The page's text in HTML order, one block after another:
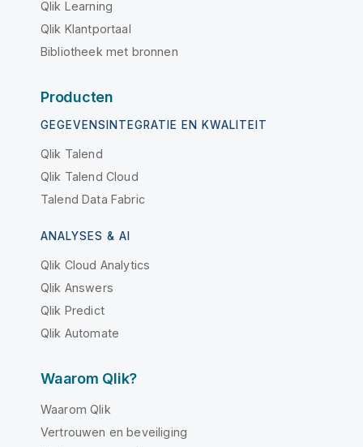
Qlik Learning
Qlik Klantportaal
Bibliotheek met bronnen
Producten
GEGEVENSINTEGRATIE EN KWALITEIT
Qlik Talend
Qlik Talend Cloud
Talend Data Fabric
ANALYSES & AI
Qlik Cloud Analytics
Qlik Answers
Qlik Predict
Qlik Automate
Waarom Qlik?
Waarom Qlik
Vertrouwen en beveiliging